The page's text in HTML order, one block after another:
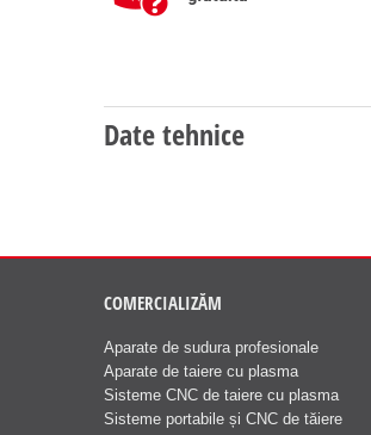
Date tehnice
COMERCIALIZĂM
Aparate de sudura profesionale
Aparate de taiere cu plasma
Sisteme CNC de taiere cu plasma
Sisteme portabile și CNC de tăiere